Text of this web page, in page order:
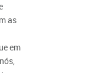
as
em